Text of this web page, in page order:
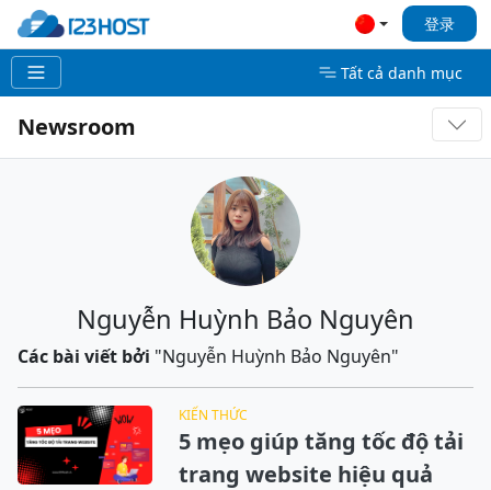
登录
Tất cả danh mục
Newsroom
Nguyễn Huỳnh Bảo Nguyên
Các bài viết bởi "Nguyễn Huỳnh Bảo Nguyên"
KIẾN THỨC
5 mẹo giúp tăng tốc độ tải
trang website hiệu quả